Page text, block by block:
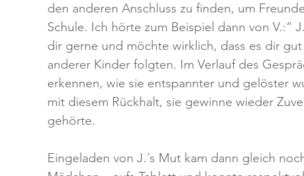
den anderen Anschluss zu finden, um
Schule. Ich hörte zum Beispiel dann von V.:“
dir gerne und möchte wirklich, dass es dir
anderer Kinder folgten. Im Verlauf des
erkennen, wie sie entspannter und gelöster
mit diesem Rückhalt, sie gewinne wieder
gehörte.
Eingeladen von J.´s Mut kam dann gleich